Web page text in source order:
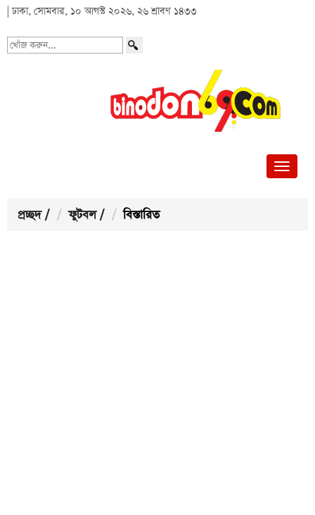
| ঢাকা, সোমবার, ১০ আগস্ট ২০২৬, ২৬ শ্রাবণ ১৪৩৩
খোঁজ
প্রচ্ছদ / ফুটবল / বিস্তারিত